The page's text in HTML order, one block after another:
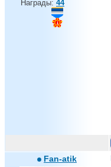
Награды: 44
Fan-atik